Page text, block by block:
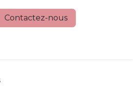
Contactez-nous